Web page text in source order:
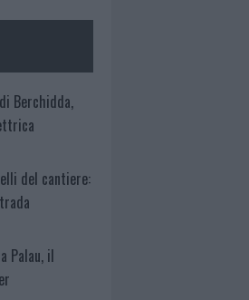
Berchidda,
del cantiere:
Palau, il